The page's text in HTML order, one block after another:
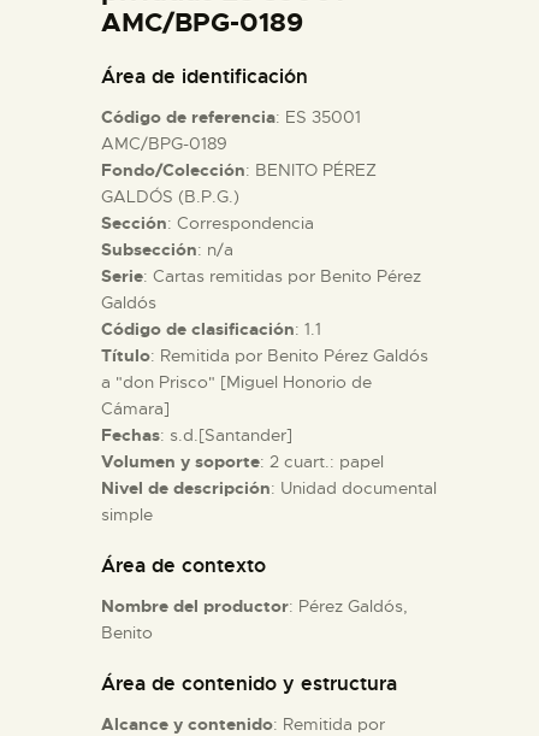
ACTIVIDADES
█
EL MUSEO
COLECCIONES
DIDÁCTICA
ESPAÑOL
AMC/BPG-0189
Área de identificación
Código de referencia: ES 35001
AMC/BPG-0189
Fondo/Colección: BENITO PÉREZ
GALDÓS (B.P.G.)
Sección: Correspondencia
Subsección: n/a
Serie: Cartas remitidas por Benito Pérez
Galdós
Código de clasificación: 1.1
Título: Remitida por Benito Pérez Galdós
a "don Prisco" [Miguel Honorio de
Cámara]
Fechas: s.d.[Santander]
Volumen y soporte: 2 cuart.: papel
Nivel de descripción: Unidad documental
simple
Área de contexto
Nombre del productor: Pérez Galdós,
Benito
Área de contenido y estructura
Alcance y contenido: Remitida por